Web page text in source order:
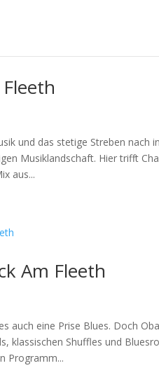
und das stetige Streben
Musiklandschaft. Hier trifft
aus...
Am Fleeth
auch eine Prise Blues. Doch
klassischen Shuffles und
Programm...